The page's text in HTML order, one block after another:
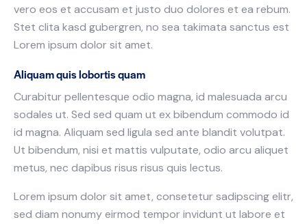
vero eos et accusam et justo duo dolores et ea rebum.
Stet clita kasd gubergren, no sea takimata sanctus est
Lorem ipsum dolor sit amet.
Aliquam quis lobortis quam
Curabitur pellentesque odio magna, id malesuada arcu
sodales ut. Sed sed quam ut ex bibendum commodo id
id magna. Aliquam sed ligula sed ante blandit volutpat.
Ut bibendum, nisi et mattis vulputate, odio arcu aliquet
metus, nec dapibus risus risus quis lectus.
Lorem ipsum dolor sit amet, consetetur sadipscing elitr,
sed diam nonumy eirmod tempor invidunt ut labore et